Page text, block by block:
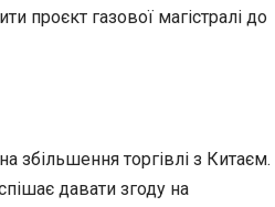
проєкт газової магістралі до
збільшення торгівлі з Китаєм.
давати згоду на